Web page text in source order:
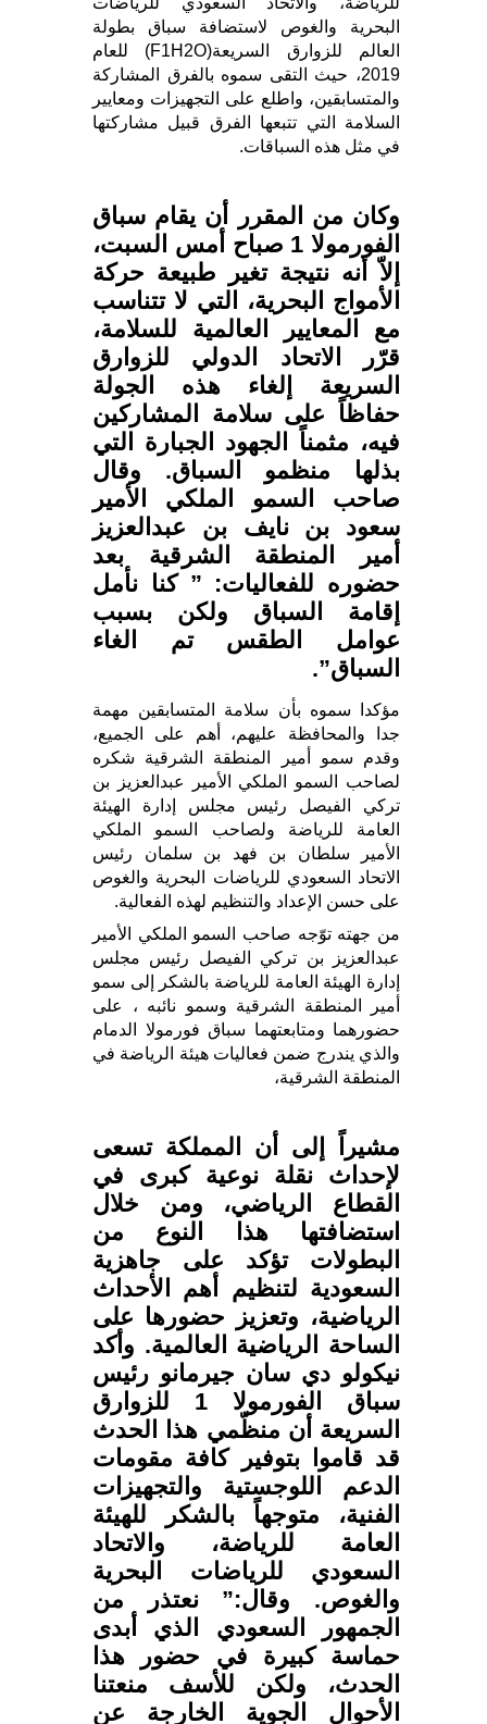
البحرية والغوص لاستضافة سباق بطولة
العالم للزوارق السريعة(F1H2O) للعام
2019، حيث التقى سموه بالفرق المشاركة
والمتسابقين، واطلع على التجهيزات ومعايير
السلامة التي تتبعها الفرق قبيل مشاركتها
في مثل هذه السباقات.
وكان من المقرر أن يقام سباق
الفورمولا 1 صباح أمس السبت،
إلاّ أنه نتيجة تغير طبيعة حركة
الأمواج البحرية، التي لا تتناسب
مع المعايير العالمية للسلامة،
قرّر الاتحاد الدولي للزوارق
السريعة إلغاء هذه الجولة
حفاظاً على سلامة المشاركين
فيه، مثمناً الجهود الجبارة التي
بذلها منظمو السباق. وقال
صاحب السمو الملكي الأمير
سعود بن نايف بن عبدالعزيز
أمير المنطقة الشرقية بعد
حضوره للفعاليات: ” كنا نأمل
إقامة السباق ولكن بسبب
عوامل الطقس تم الغاء
السباق”.
مؤكدا سموه بأن سلامة المتسابقين مهمة
جدا والمحافظة عليهم، أهم على الجميع،
وقدم سمو أمير المنطقة الشرقية شكره
لصاحب السمو الملكي الأمير عبدالعزيز بن
تركي الفيصل رئيس مجلس إدارة الهيئة
العامة للرياضة ولصاحب السمو الملكي
الأمير سلطان بن فهد بن سلمان رئيس
الاتحاد السعودي للرياضات البحرية والغوص
على حسن الإعداد والتنظيم لهذه الفعالية.
من جهته توّجه صاحب السمو الملكي الأمير
عبدالعزيز بن تركي الفيصل رئيس مجلس
إدارة الهيئة العامة للرياضة بالشكر إلى سمو
أمير المنطقة الشرقية وسمو نائبه ، على
حضورهما ومتابعتهما سباق فورمولا الدمام
والذي يندرج ضمن فعاليات هيئة الرياضة في
المنطقة الشرقية،
مشيراً إلى أن المملكة تسعى
لإحداث نقلة نوعية كبرى في
القطاع الرياضي، ومن خلال
استضافتها هذا النوع من
البطولات تؤكد على جاهزية
السعودية لتنظيم أهم الأحداث
الرياضية، وتعزيز حضورها على
الساحة الرياضية العالمية. وأكد
نيكولو دي سان جيرمانو رئيس
سباق الفورمولا 1 للزوارق
السريعة أن منظّمي هذا الحدث
قد قاموا بتوفير كافة مقومات
الدعم اللوجستية والتجهيزات
الفنية، متوجهاً بالشكر للهيئة
العامة للرياضة، والاتحاد
السعودي للرياضات البحرية
والغوص. وقال:” نعتذر من
الجمهور السعودي الذي أبدى
حماسة كبيرة في حضور هذا
الحدث، ولكن للأسف منعتنا
الأحوال الجوية الخارجة عن